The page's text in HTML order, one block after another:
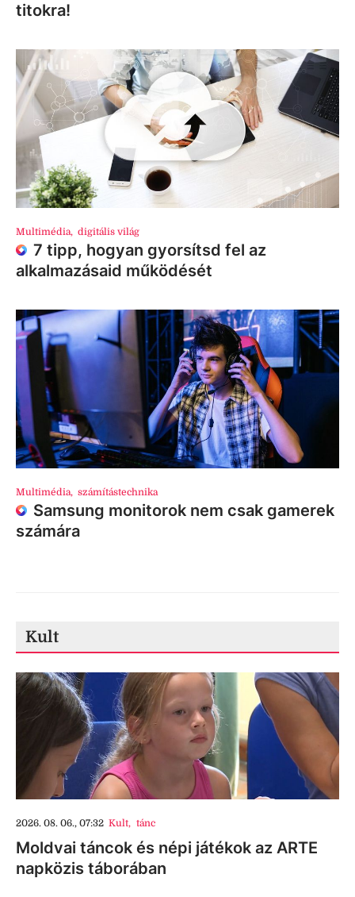
titokra!
Multimédia, digitális világ
7 tipp, hogyan gyorsítsd fel az
alkalmazásaid működését
Multimédia, számítástechnika
Samsung monitorok nem csak gamerek
számára
Kult
2026. 08. 06., 07:32 Kult, tánc
Moldvai táncok és népi játékok az ARTE
napközis táborában